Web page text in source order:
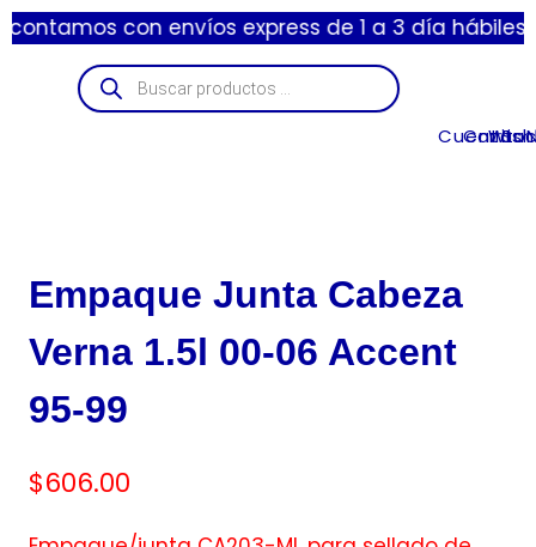
con envíos express de 1 a 3 día hábiles y
Cuenta
Carrito
Empaque Junta Cabeza
Verna 1.5l 00-06 Accent
95-99
$606.00